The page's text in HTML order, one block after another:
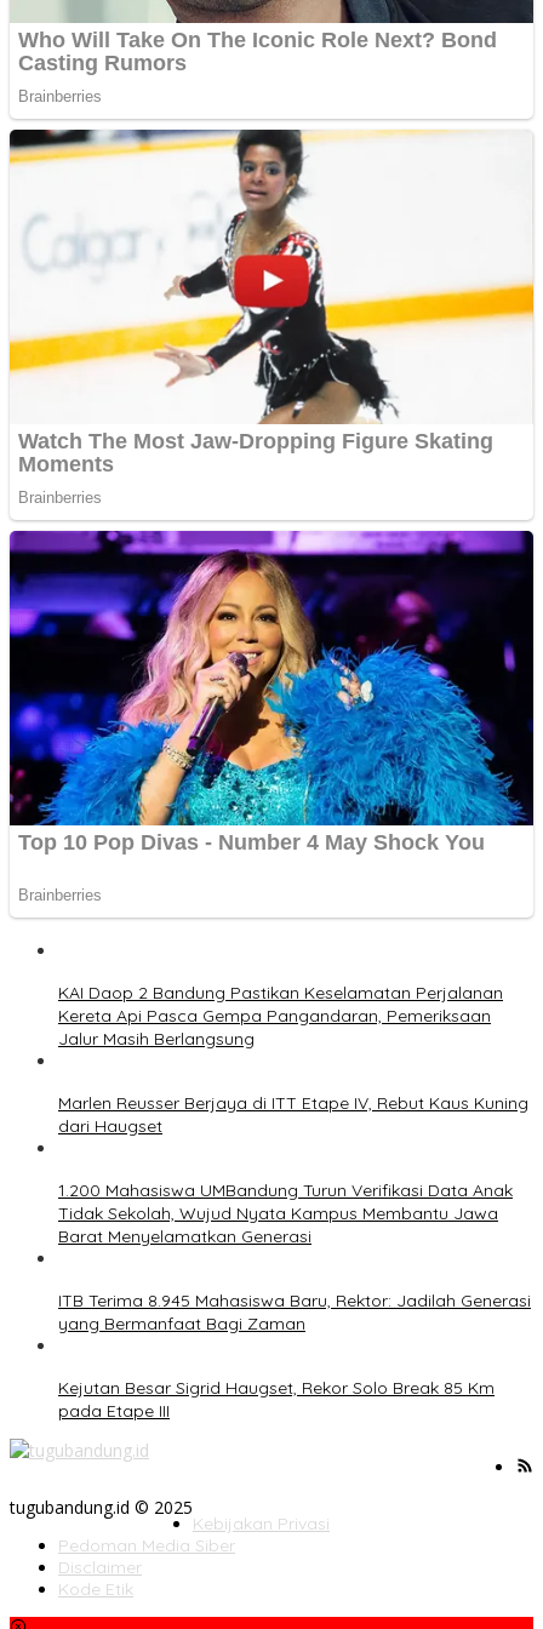
KAI Daop 2 Bandung Pastikan Keselamatan Perjalanan
Kereta Api Pasca Gempa Pangandaran, Pemeriksaan
Jalur Masih Berlangsung
Marlen Reusser Berjaya di ITT Etape IV, Rebut Kaus Kuning
dari Haugset
1.200 Mahasiswa UMBandung Turun Verifikasi Data Anak
Tidak Sekolah, Wujud Nyata Kampus Membantu Jawa
Barat Menyelamatkan Generasi
ITB Terima 8.945 Mahasiswa Baru, Rektor: Jadilah Generasi
yang Bermanfaat Bagi Zaman
Kejutan Besar Sigrid Haugset, Rekor Solo Break 85 Km
pada Etape III
tugubandung.id © 2025
Kebijakan Privasi
Pedoman Media Siber
Disclaimer
Kode Etik